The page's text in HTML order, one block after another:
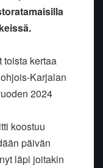
toista kertaa
Karjalan
2024
koostuu
päivän
läpi joitakin